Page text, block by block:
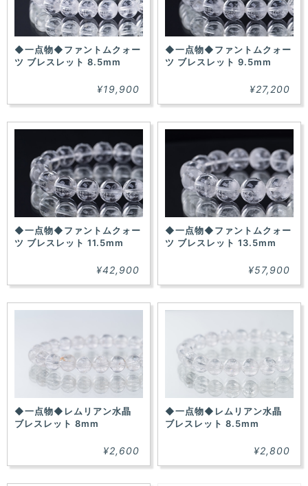
◆一点物◆ファントムクォー
ツ ブレスレット 8.5mm
¥19,900
◆一点物◆ファントムクォー
ツ ブレスレット 9.5mm
¥27,200
◆一点物◆ファントムクォー
ツ ブレスレット 11.5mm
¥42,900
◆一点物◆ファントムクォー
ツ ブレスレット 13.5mm
¥57,900
◆一点物◆レムリアン水晶
ブレスレット 8mm
¥2,600
◆一点物◆レムリアン水晶
ブレスレット 8.5mm
¥2,800